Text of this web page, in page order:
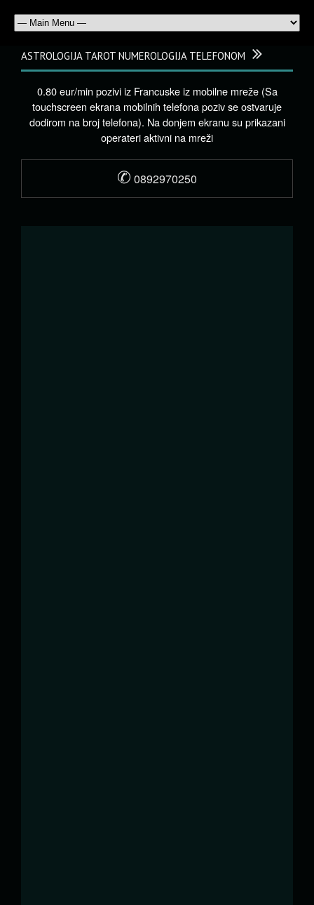
ASTROLOGIJA TAROT NUMEROLOGIJA TELEFONOM
0.80 eur/min pozivi iz Francuske iz mobilne mreže (Sa
touchscreen ekrana mobilnih telefona poziv se ostvaruje
dodirom na broj telefona). Na donjem ekranu su prikazani
operateri aktivni na mreži
✆ 0892970250